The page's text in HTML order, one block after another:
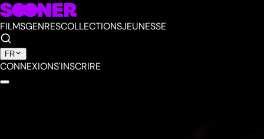
FILMSGENRESCOLLECTIONSJEUNESSE
FR
CONNEXIONS'INSCRIRE